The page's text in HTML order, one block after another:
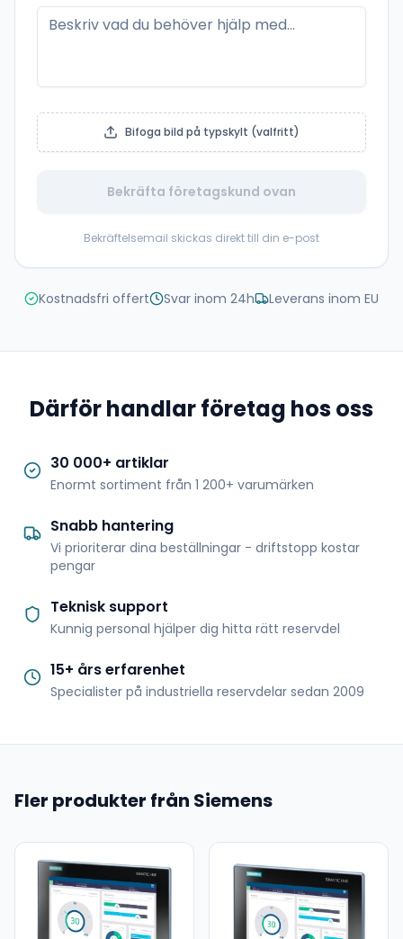
Bifoga bild på typskylt (valfritt)
Bekräfta företagskund ovan
Bekräftelsemail skickas direkt till din e-post
Kostnadsfri offert Svar inom 24h Leverans inom EU
Därför handlar företag hos oss
30 000+ artiklar
Enormt sortiment från 1 200+ varumärken
Snabb hantering
Vi prioriterar dina beställningar - driftstopp kostar
pengar
Teknisk support
Kunnig personal hjälper dig hitta rätt reservdel
15+ års erfarenhet
Specialister på industriella reservdelar sedan 2009
Fler produkter från Siemens